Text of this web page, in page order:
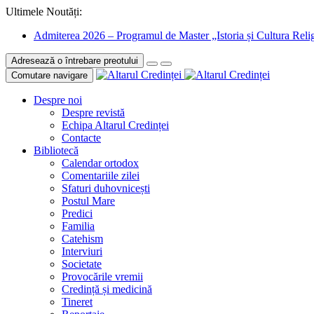
Ultimele Noutăți:
Admiterea 2026 – Programul de Master „Istoria și Cultura
Adresează o întrebare preotului
Comutare navigare
Despre noi
Despre revistă
Echipa Altarul Credinței
Contacte
Bibliotecă
Calendar ortodox
Comentariile zilei
Sfaturi duhovnicești
Postul Mare
Predici
Familia
Catehism
Interviuri
Societate
Provocările vremii
Credință și medicină
Tineret